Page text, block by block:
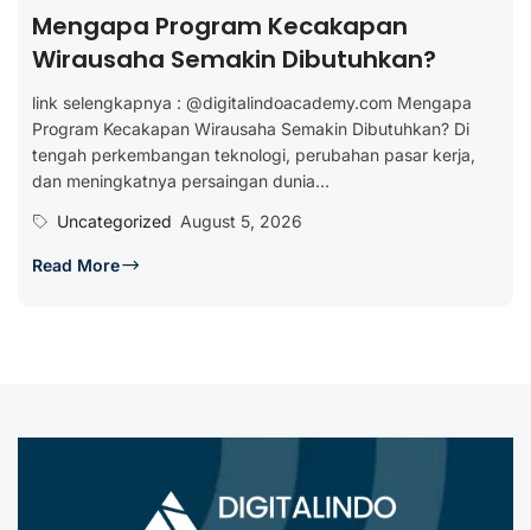
Mengapa Program Kecakapan
Wirausaha Semakin Dibutuhkan?
link selengkapnya : @digitalindoacademy.com Mengapa
Program Kecakapan Wirausaha Semakin Dibutuhkan? Di
tengah perkembangan teknologi, perubahan pasar kerja,
dan meningkatnya persaingan dunia...
Uncategorized August 5, 2026
Read More